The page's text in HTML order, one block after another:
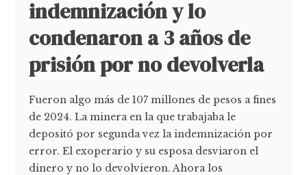
indemnización y lo
condenaron a 3 años de
prisión por no devolverla
Fueron algo más de 107 millones de pesos a fines
de 2024. La minera en la que trabajaba le
depositó por segunda vez la indemnización por
error. El exoperario y su esposa desviaron el
dinero y no lo devolvieron. Ahora los